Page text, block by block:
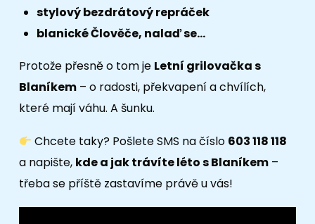
stylový bezdrátový repráček
blanické Člověče, nalaď se…
Protože přesně o tom je Letní grilovačka s
Blaníkem– o radosti, překvapení a chvílích,
které mají váhu. A šunku.
Chcete taky? Pošlete SMS na číslo 603 118 118
a napište, kde a jak trávíte léto s Blaníkem–
třeba se příště zastavíme právě u vás!